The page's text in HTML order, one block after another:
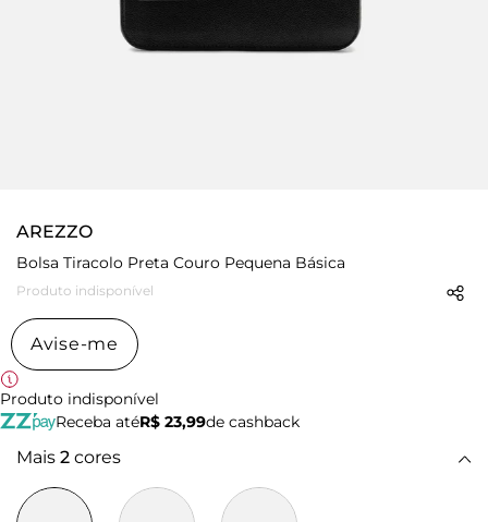
AREZZO
Bolsa Tiracolo Preta Couro Pequena Básica
Produto indisponível
Avise-me
Produto indisponível
Receba atéR$ 23,99de cashback
Mais 2 cores